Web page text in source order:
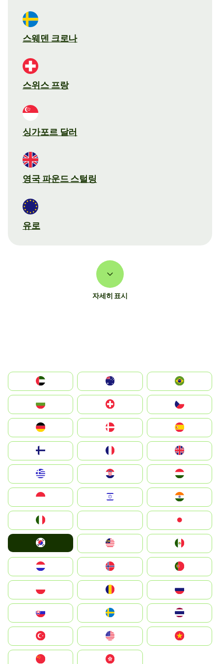
스웨덴 크로나
스위스 프랑
싱가포르 달러
영국 파운드 스털링
유로
자세히 표시
الإمارات العربية المتحدة
Switzerland
Deutschland
United Kingdom
Magyarország
South Korea
United States
中國香港特別行政區